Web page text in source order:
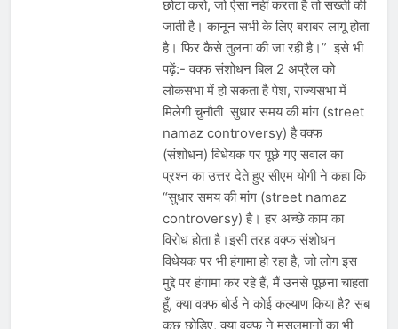
छोटा करो, जो ऐसा नहीं करता है तो सख्ती की
जाती है। कानून सभी के लिए बराबर लागू होता
है। फिर कैसे तुलना की जा रही है।” इसे भी
पढ़ें:- वक्फ संशोधन बिल 2 अप्रैल को
लोकसभा में हो सकता है पेश, राज्यसभा में
मिलेगी चुनौती सुधार समय की मांग (street
namaz controversy) है वक्फ
(संशोधन) विधेयक पर पूछे गए सवाल का
प्रश्न का उत्तर देते हुए सीएम योगी ने कहा कि
“सुधार समय की मांग (street namaz
controversy) है। हर अच्छे काम का
विरोध होता है।इसी तरह वक्फ संशोधन
विधेयक पर भी हंगामा हो रहा है, जो लोग इस
मुद्दे पर हंगामा कर रहे हैं, मैं उनसे पूछना चाहता
हूँ, क्या वक्फ बोर्ड ने कोई कल्याण किया है? सब
कुछ छोड़िए, क्या वक्फ ने मुसलमानों का भी